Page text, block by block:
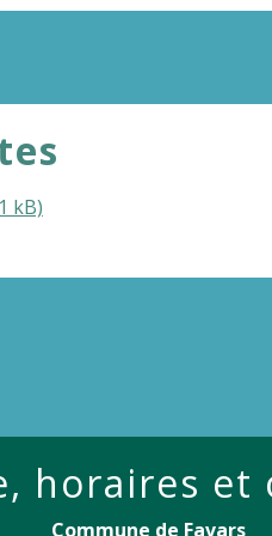
kB)
horaires et
Commune de Favars